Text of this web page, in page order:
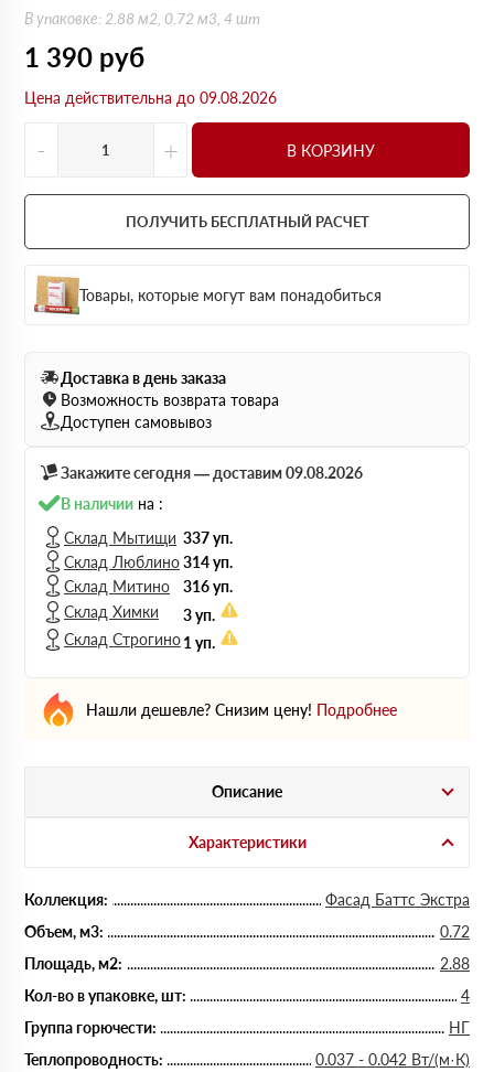
В упаковке: 2.88 м2, 0.72 м3, 4 шт
1 390 руб
Цена действительна до 09.08.2026
- + В КОРЗИНУ
ПОЛУЧИТЬ БЕСПЛАТНЫЙ РАСЧЕТ
Товары, которые могут вам понадобиться
Доставка в день заказа
Возможность возврата товара
Доступен самовывоз
Закажите сегодня — доставим 09.08.2026
В наличии на :
Склад Мытищи 337 уп.
Склад Люблино314 уп.
Склад Митино
316 уп.
Склад Химки
3 уп.
Склад Строгино1 уп.
Нашли дешевле? Снизим цену! Подробнее
Описание
Характеристики
Коллекция:
Фасад Баттс Экстра
Объем, м3:
0.72
Площадь, м2:
2.88
Кол-во в упаковке, шт:
4
Группа горючести:
НГ
Теплопроводность:
0.037 - 0.042 Вт/(м·К)